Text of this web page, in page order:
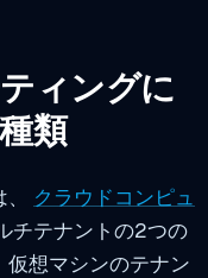
ィングに
類
クラウドコンピュ
チテナントの2つの
想マシンのテナン